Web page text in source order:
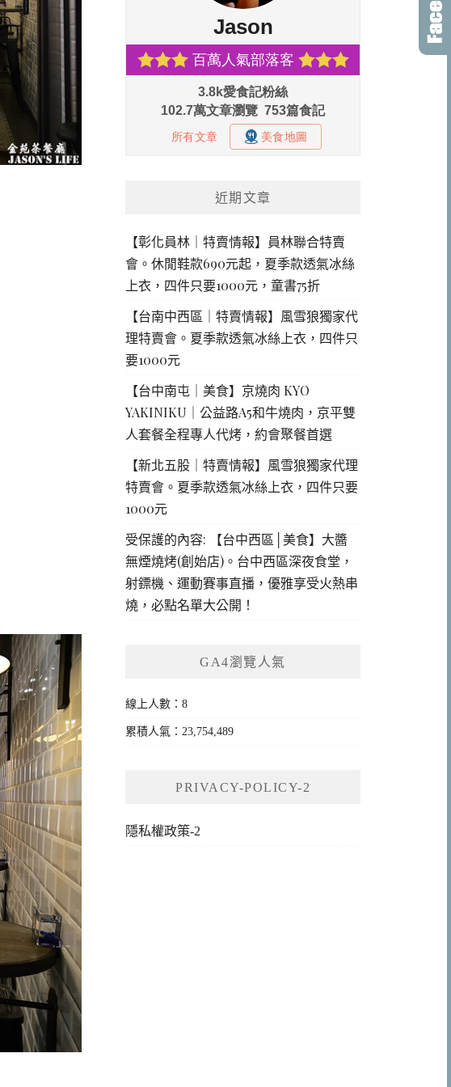
近期文章
【彰化員林｜特賣情報】員林聯合特賣
會。休閒鞋款690元起，夏季款透氣冰絲
上衣，四件只要1000元，童書75折
【台南中西區｜特賣情報】風雪狼獨家代
理特賣會。夏季款透氣冰絲上衣，四件只
要1000元
【台中南屯｜美食】京燒肉 KYO
YAKINIKU｜公益路A5和牛燒肉，京平雙
人套餐全程專人代烤，約會聚餐首選
【新北五股｜特賣情報】風雪狼獨家代理
特賣會。夏季款透氣冰絲上衣，四件只要
1000元
受保護的內容: 【台中西區│美食】大醬
無煙燒烤(創始店)。台中西區深夜食堂，
射鏢機、運動賽事直播，優雅享受火熱串
燒，必點名單大公開！
GA4瀏覽人氣
線上人數：8
累積人氣：23,754,489
PRIVACY-POLICY-2
隱私權政策-2